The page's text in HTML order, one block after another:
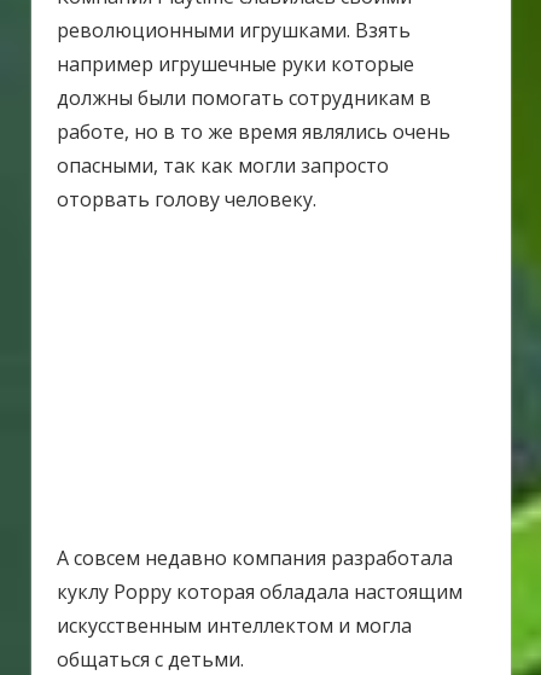
революционными игрушками. Взять
например игрушечные руки которые
должны были помогать сотрудникам в
работе, но в то же время являлись очень
опасными, так как могли запросто
оторвать голову человеку.
А совсем недавно компания разработала
куклу Poppy которая обладала настоящим
искусственным интеллектом и могла
общаться с детьми.